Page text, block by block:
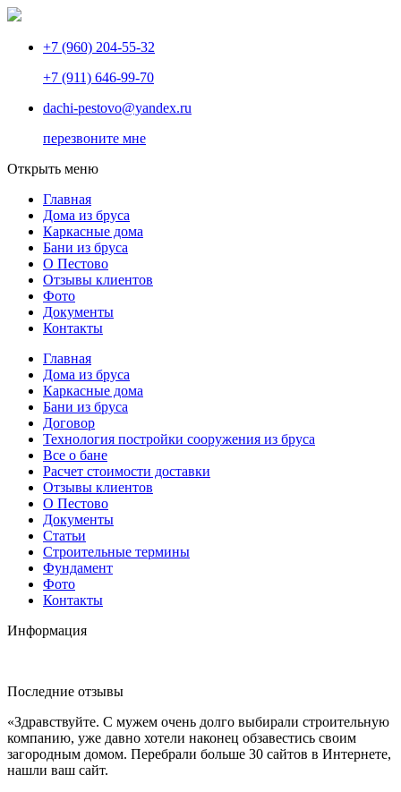
+7 (960) 204-55-32
+7 (911) 646-99-70
dachi-pestovo@yandex.ru
перезвоните мне
Открыть меню
Главная
Дома из бруса
Каркасные дома
Бани из бруса
О Пестово
Отзывы клиентов
Фото
Документы
Контакты
Главная
Дома из бруса
Каркасные дома
Бани из бруса
Договор
Технология постройки сооружения из бруса
Все о бане
Расчет стоимости доставки
Отзывы клиентов
О Пестово
Документы
Статьи
Строительные термины
Фундамент
Фото
Контакты
Информация
Последние отзывы
«Здравствуйте. С мужем очень долго выбирали строительную
компанию, уже давно хотели наконец обзавестись своим
загородным домом. Перебрали больше 30 сайтов в Интернете,
нашли ваш сайт.